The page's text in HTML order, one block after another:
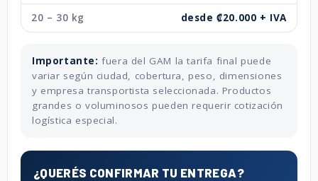
20 – 30 kg desde ₡20.000 + IVA
Importante: fuera del GAM la tarifa final puede
variar según ciudad, cobertura, peso, dimensiones
y empresa transportista seleccionada. Productos
grandes o voluminosos pueden requerir cotización
logística especial.
¿QUERÉS CONFIRMAR TU ENTREGA?